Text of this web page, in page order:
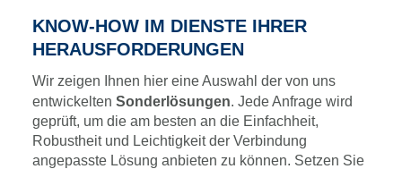
KNOW-HOW IM DIENSTE IHRER
HERAUSFORDERUNGEN
Wir zeigen Ihnen hier eine Auswahl der von uns
entwickelten Sonderlösungen. Jede Anfrage wird
geprüft, um die am besten an die Einfachheit,
Robustheit und Leichtigkeit der Verbindung
angepasste Lösung anbieten zu können. Setzen Sie